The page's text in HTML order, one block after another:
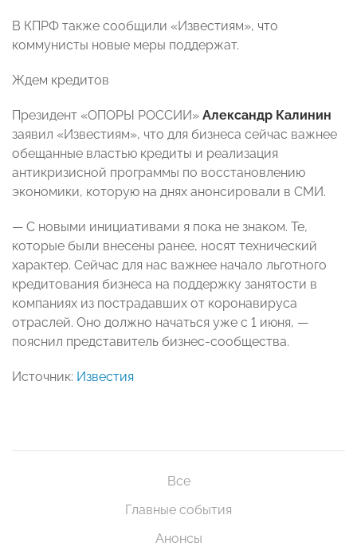
В КПРФ также сообщили «Известиям», что
коммунисты новые меры поддержат.
Ждем кредитов
Президент «ОПОРЫ РОССИИ» Александр Калинин
заявил «Известиям», что для бизнеса сейчас важнее
обещанные властью кредиты и реализация
антикризисной программы по восстановлению
экономики, которую на днях анонсировали в СМИ.
— С новыми инициативами я пока не знаком. Те,
которые были внесены ранее, носят технический
характер. Сейчас для нас важнее начало льготного
кредитования бизнеса на поддержку занятости в
компаниях из пострадавших от коронавируса
отраслей. Оно должно начаться уже с 1 июня, —
пояснил представитель бизнес-сообщества.
Источник: Известия
Все
Главные события
Анонсы